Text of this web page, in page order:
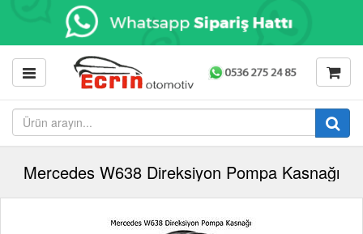
Mercedes W638 Direksiyon Pompa Kasnağı